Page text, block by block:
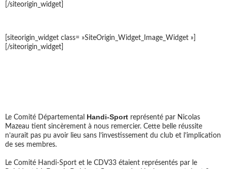
[/siteorigin_widget]
[siteorigin_widget class= »SiteOrigin_Widget_Image_Widget »]
[/siteorigin_widget]
Le Comité Départemental Handi-Sport représenté par Nicolas
Mazeau tient sincèrement à nous remercier. Cette belle réussite
n’aurait pas pu avoir lieu sans l’investissement du club et l’implication
de ses membres.
Le Comité Handi-Sport et le CDV33 étaient représentés par le